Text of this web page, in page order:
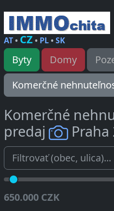
AT• CZ • PL•SK
Byty Domy
Komerčné
Komerčné
predaj
Praha
650.000 CZK